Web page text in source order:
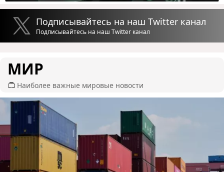
Подписывайтесь на наш Twitter канал
Подписывайтесь на наш Twitter канал
МИР
Наиболее важные мировые новости